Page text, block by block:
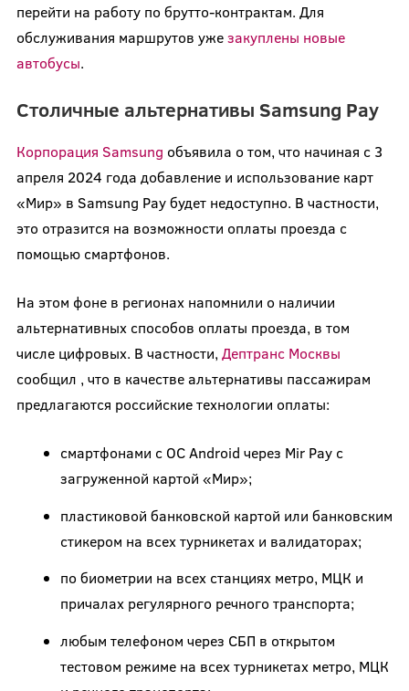
перейти на работу по брутто-контрактам. Для
обслуживания маршрутов ужезакуплены новые
автобусы.
Столичные альтернативы Samsung Pay
Корпорация Samsung объявила о том, что начиная с 3
апреля 2024 года добавление и использование карт
«Мир» в Samsung Pay будет недоступно. В частности,
это отразится на возможности оплаты проезда с
помощью смартфонов.
На этом фоне в регионах напомнили о наличии
альтернативных способов оплаты проезда, в том
числе цифровых. В частности, Дептранс Москвы
сообщил , что в качестве альтернативы пассажирам
предлагаются российские технологии оплаты:
смартфонами с ОС Android через Mir Pay с
загруженной картой «Мир»;
пластиковой банковской картой или банковским
стикером на всех турникетах и валидаторах;
по биометрии на всех станциях метро, МЦК и
причалах регулярного речного транспорта;
любым телефоном через СБП в открытом
тестовом режиме на всех турникетах метро, МЦК